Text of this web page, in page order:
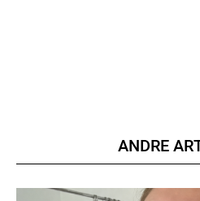
Member full access
ANDRE